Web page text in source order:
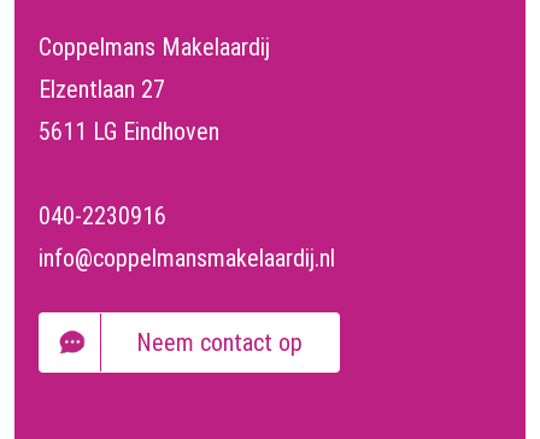
Coppelmans Makelaardij
Elzentlaan 27
5611 LG Eindhoven
040-2230916
info@coppelmansmakelaardij.nl
Neem contact op